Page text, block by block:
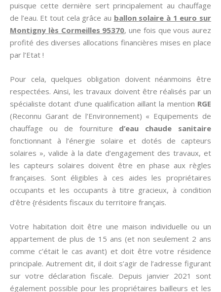
puisque cette dernière sert principalement au chauffage
de l’eau. Et tout cela grâce au ballon solaire à 1 euro sur
Montigny lès Cormeilles 95370, une fois que vous aurez
profité des diverses allocations financières mises en place
par l’Etat !
Pour cela, quelques obligation doivent néanmoins être
respectées. Ainsi, les travaux doivent être réalisés par un
spécialiste dotant d’une qualification aillant la mention RGE
(Reconnu Garant de l’Environnement) « Equipements de
chauffage ou de fourniture d’eau chaude sanitaire
fonctionnant à l’énergie solaire et dotés de capteurs
solaires », valide à la date d’engagement des travaux, et
les capteurs solaires doivent être en phase aux règles
françaises. Sont éligibles à ces aides les propriétaires
occupants et les occupants à titre gracieux, à condition
d’être {résidents fiscaux du territoire français.
Votre habitation doit être une maison individuelle ou un
appartement de plus de 15 ans (et non seulement 2 ans
comme c’était le cas avant) et doit être votre résidence
principale. Autrement dit, il doit s’agir de l’adresse figurant
sur votre déclaration fiscale. Depuis janvier 2021 sont
également possible pour les propriétaires bailleurs et les